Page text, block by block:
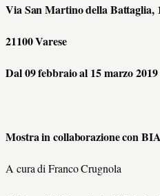
Via San Martino della Battaglia,
21100 Varese
Dal 09 febbraio al 15 marzo 2019
Mostra in collaborazione con
A cura di Franco Crugnola